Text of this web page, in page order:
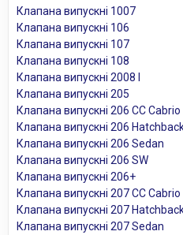
Клапана випускні 1007
Клапана випускні 106
Клапана випускні 107
Клапана випускні 108
Клапана випускні 2008 I
Клапана випускні 205
Клапана випускні 206 CC Cabrio
Клапана випускні 206
Клапана випускні 206 Sedan
Клапана випускні 206 SW
Клапана випускні 206+
Клапана випускні 207 CC Cabrio
Клапана випускні 207
Клапана випускні 207 Sedan